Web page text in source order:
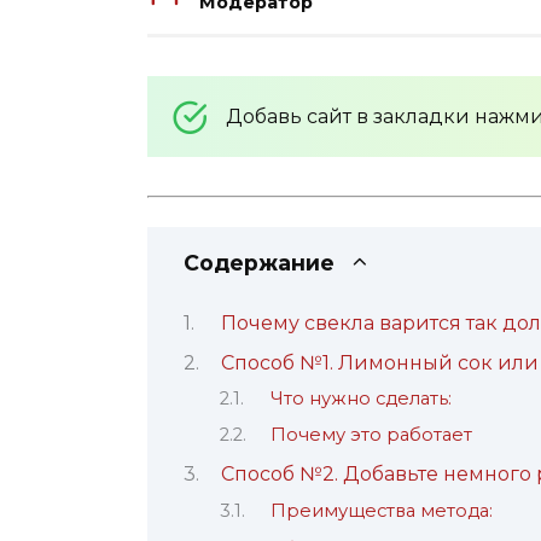
Добавь сайт в закладки
Содержание
Почему свекла варится так
Способ №1. Лимонный сок или
Что нужно сделать:
Почему это работает
Способ №2. Добавьте немного
Преимущества метода: